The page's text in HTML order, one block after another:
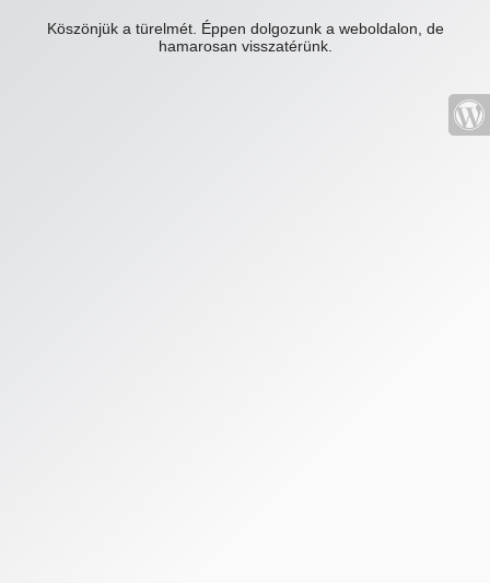
Köszönjük a türelmét. Éppen dolgozunk a weboldalon, de
hamarosan visszatérünk.